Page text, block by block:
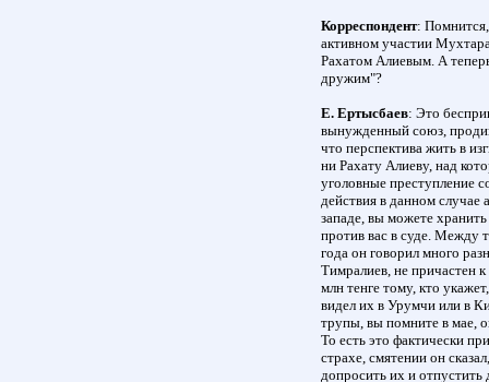
Корреспондент:
активном участии
Рахатом Алиевым. А
дружим"?
Е. Ертысбаев: Это
вынужденный союз,
что перспектива жить в
ни Рахату Алиеву, над
уголовные преступление
действия в данном случае
западе, вы можете
против вас в суде. Между
года он говорил много
Тимралиев, не причастен
млн тенге тому, кто
видел их в Урумчи или в
трупы, вы помните в мае,
То есть это фактически
страхе, смятении он
допросить их и отпустить